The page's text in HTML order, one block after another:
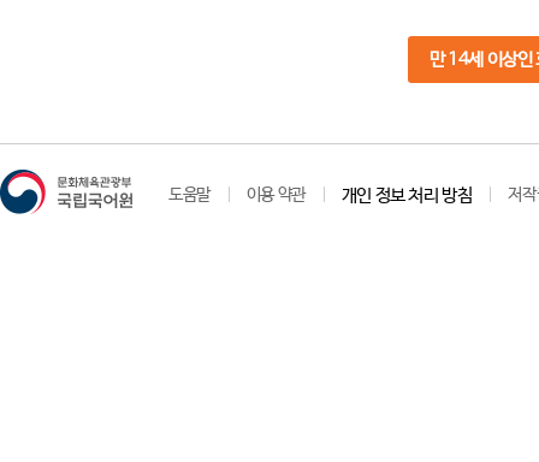
만 14세 이상인
도움말 이용 약관 개인 정보 처리 방침 저